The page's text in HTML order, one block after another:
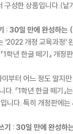
구성한 상품입니다.(낱
: 30일 만에 완성하
개정 교육과정’
1학년 한글 떼기』 개정
부터 어느 정도 알지
다. 『1학년 한글 떼기
니다. 특히 개정판에는
기 : 30일 만에 완성하